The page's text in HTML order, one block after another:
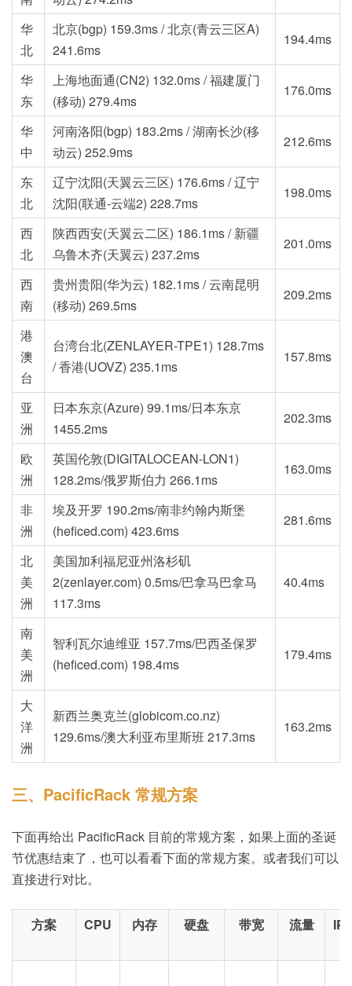
华
北
北京(bgp) 159.3ms / 北京(青云三区A)
241.6ms
194.4ms
华
东
上海地面通(CN2) 132.0ms / 福建厦门
(移动) 279.4ms
176.0ms
华
中
河南洛阳(bgp) 183.2ms / 湖南长沙(移
动云) 252.9ms
212.6ms
东
北
辽宁沈阳(天翼云三区) 176.6ms / 辽宁
沈阳(联通-云端2) 228.7ms
198.0ms
西
北
陕西西安(天翼云二区) 186.1ms / 新疆
乌鲁木齐(天翼云) 237.2ms
201.0ms
西
南
贵州贵阳(华为云) 182.1ms / 云南昆明
(移动) 269.5ms
209.2ms
港
澳
台
台湾台北(ZENLAYER-TPE1) 128.7ms
/ 香港(UOVZ) 235.1ms
157.8ms
亚
洲
日本东京(Azure) 99.1ms/日本东京
1455.2ms
202.3ms
欧
洲
英国伦敦(DIGITALOCEAN-LON1)
128.2ms/俄罗斯伯力 266.1ms
163.0ms
非
洲
埃及开罗 190.2ms/南非约翰内斯堡
(heficed.com) 423.6ms
281.6ms
北
美
洲
美国加利福尼亚州洛杉矶
2(zenlayer.com) 0.5ms/巴拿马巴拿马
117.3ms
40.4ms
南
美
洲
智利瓦尔迪维亚 157.7ms/巴西圣保罗
(heficed.com) 198.4ms
179.4ms
大
洋
洲
新西兰奥克兰(globicom.co.nz)
129.6ms/澳大利亚布里斯班 217.3ms
163.2ms
三、PacificRack 常规方案
下面再给出 PacificRack 目前的常规方案，如果上面的圣诞
节优惠结束了，也可以看看下面的常规方案。或者我们可以
直接进行对比。
方案 CPU 内存 硬盘 带宽 流量